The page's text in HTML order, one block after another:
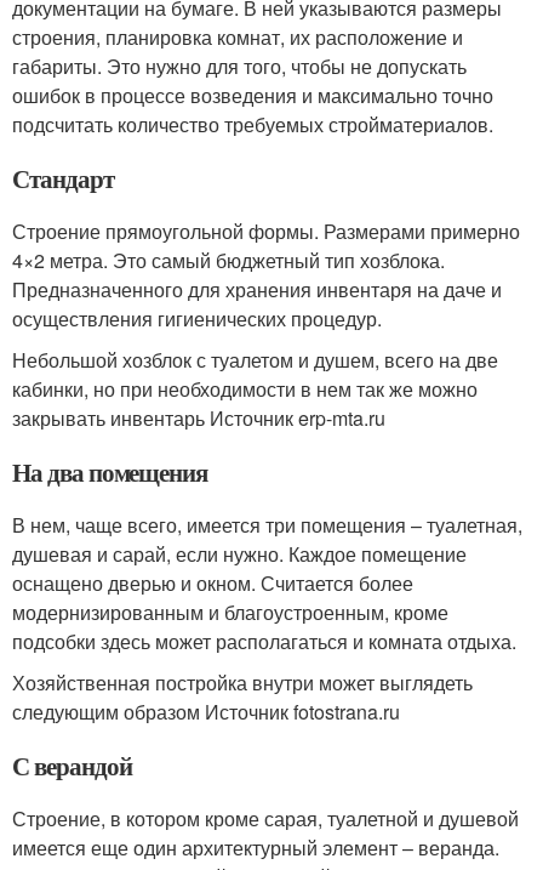
документации на бумаге. В ней указываются размеры
строения, планировка комнат, их расположение и
габариты. Это нужно для того, чтобы не допускать
ошибок в процессе возведения и максимально точно
подсчитать количество требуемых стройматериалов.
Стандарт
Строение прямоугольной формы. Размерами примерно
4×2 метра. Это самый бюджетный тип хозблока.
Предназначенного для хранения инвентаря на даче и
осуществления гигиенических процедур.
Небольшой хозблок с туалетом и душем, всего на две
кабинки, но при необходимости в нем так же можно
закрывать инвентарь Источник erp-mta.ru
На два помещения
В нем, чаще всего, имеется три помещения – туалетная,
душевая и сарай, если нужно. Каждое помещение
оснащено дверью и окном. Считается более
модернизированным и благоустроенным, кроме
подсобки здесь может располагаться и комната отдыха.
Хозяйственная постройка внутри может выглядеть
следующим образом Источник fotostrana.ru
С верандой
Строение, в котором кроме сарая, туалетной и душевой
имеется еще один архитектурный элемент – веранда.